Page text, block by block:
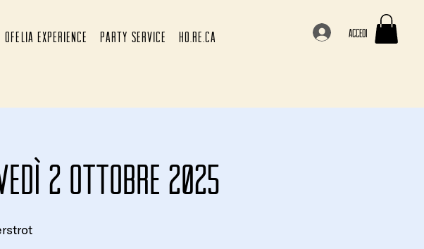
Accedi
OFELIA EXPERIENCE PARTY SERVICE
HO.RE.CA
2 Ottobre 2025